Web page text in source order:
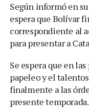
Según informó en
espera que Bolívar
correspondiente al
para presentar a
Se espera que en
papeleo y el
finalmente a las
presente temporada.